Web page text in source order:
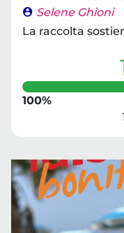
Selene Ghioni
La raccolta
100%